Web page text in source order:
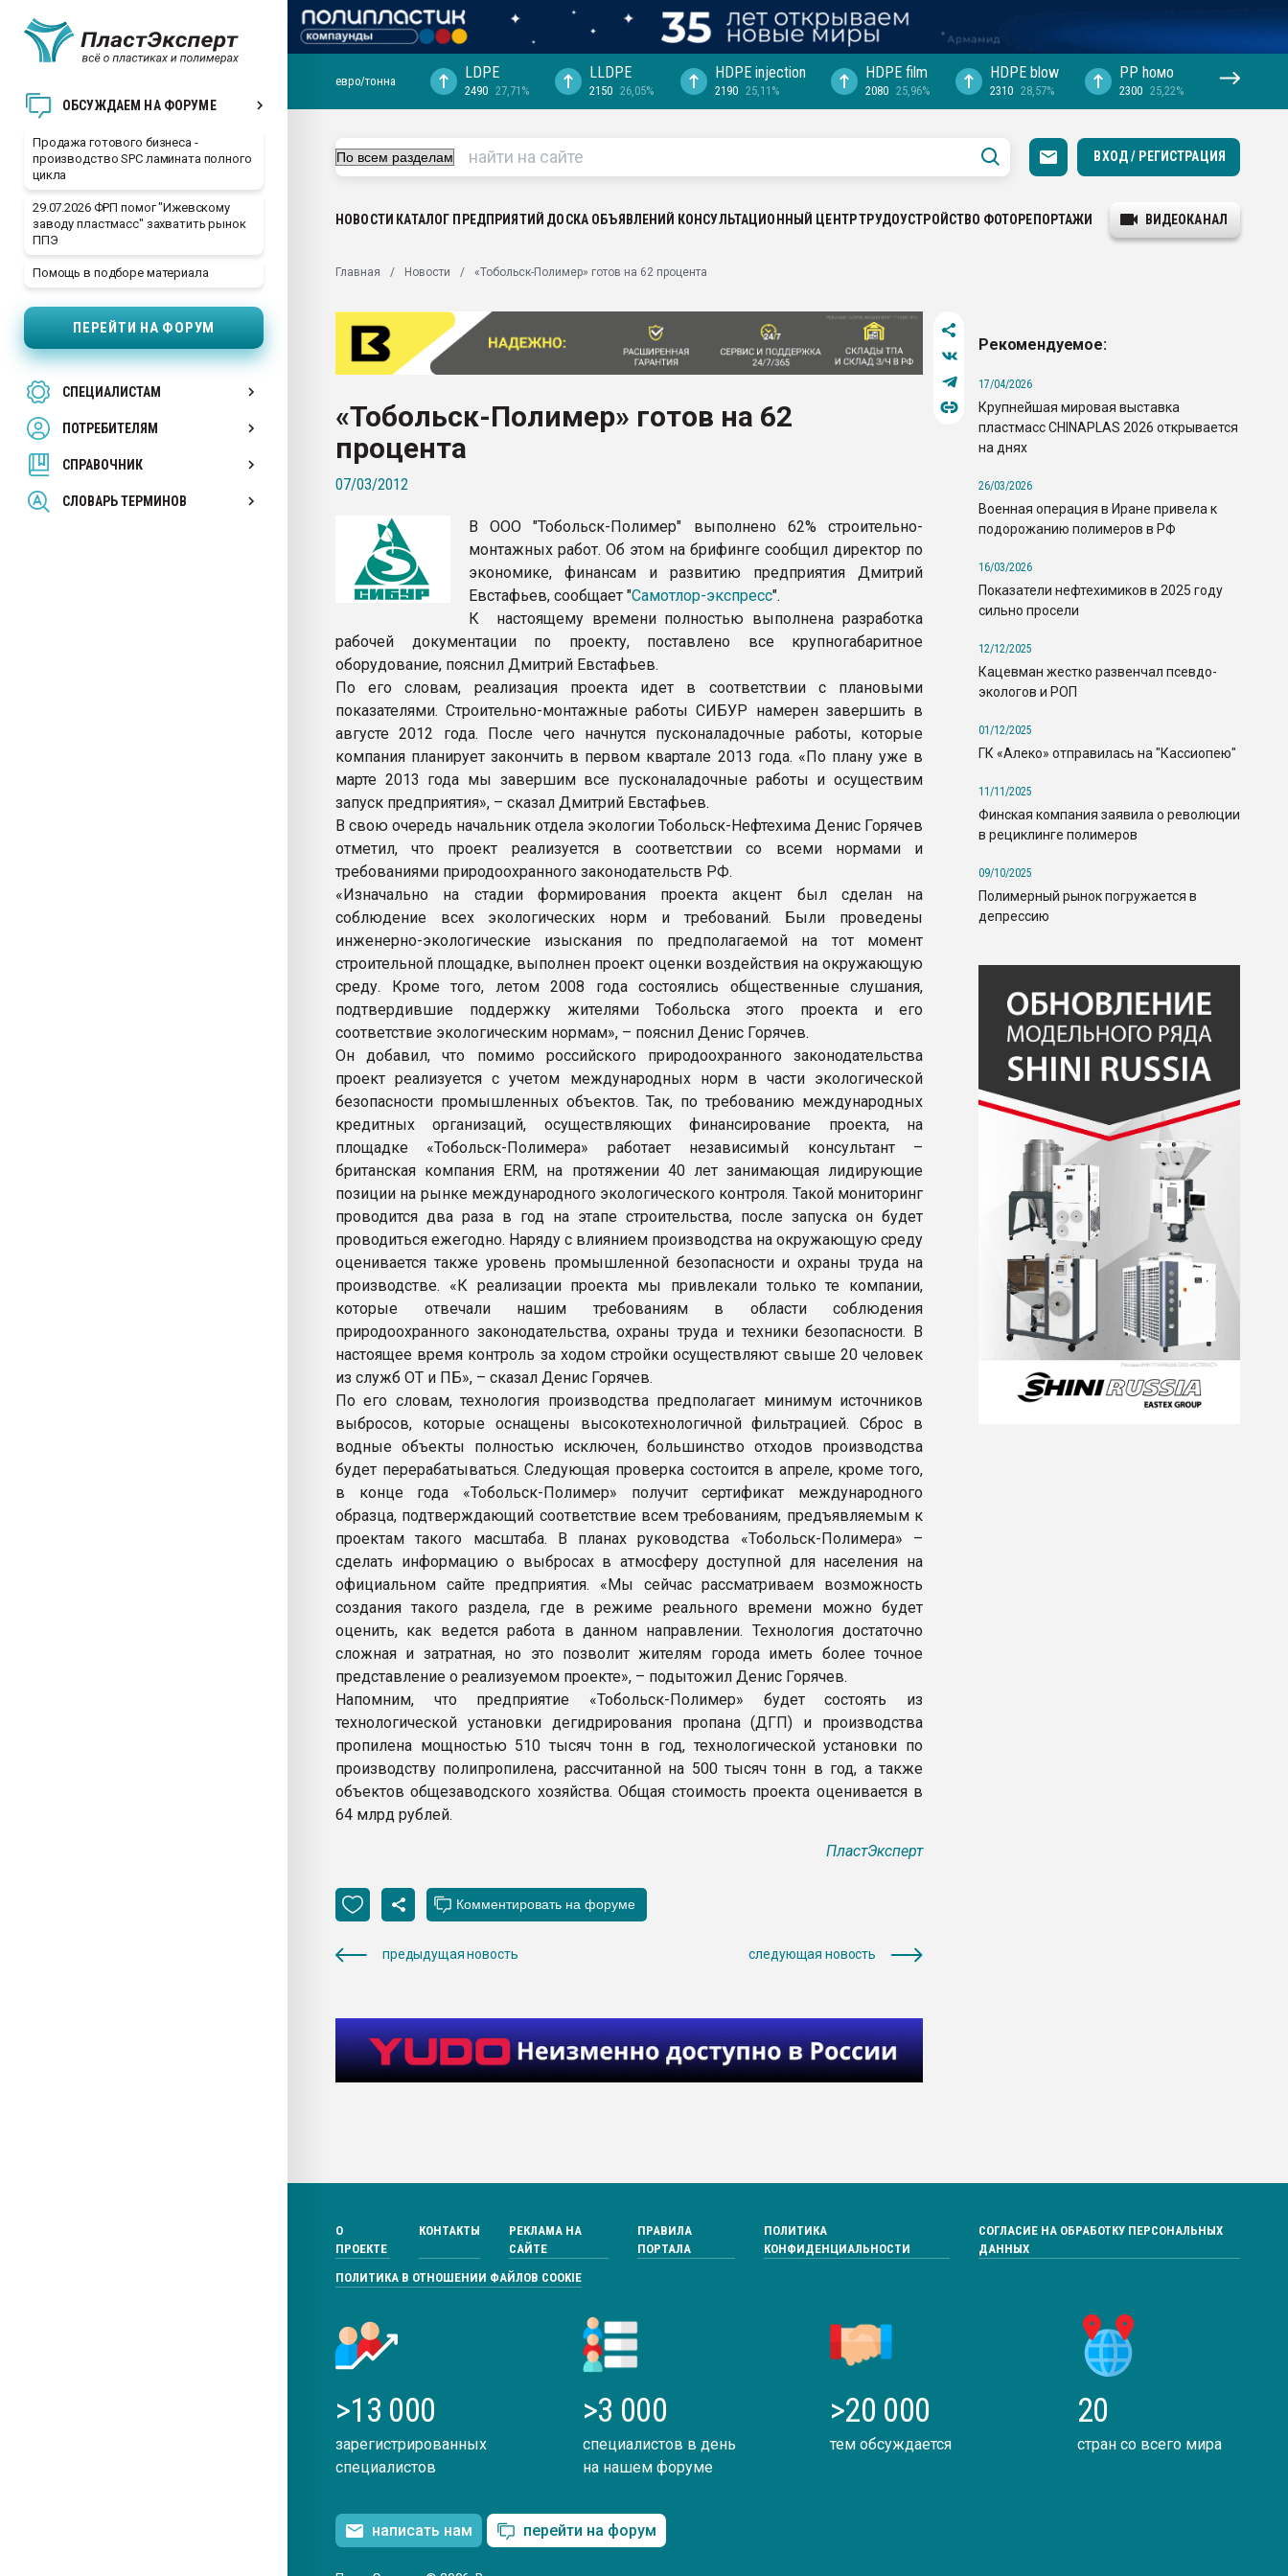
ОБСУЖДАЕМ НА ФОРУМЕ
Продажа готового бизнеса -
производство SPC ламината полного
цикла
29.07.2026 ФРП помог "Ижевскому
заводу пластмасс" захватить рынок
ППЭ
Помощь в подборе материала
ПЕРЕЙТИ НА ФОРУМ
СПЕЦИАЛИСТАМ
ПОТРЕБИТЕЛЯМ
СПРАВОЧНИК
СЛОВАРЬ ТЕРМИНОВ
28.07.2026 "Технониколь" довольна
Всё, что касается выдува ПЭТ
Материал поверхности пуансона для
Продам отходы Композиция
поликарбоната и АБС-пластика
Armaloy PC/ABS-1IM черный цвет
Профильная литература. Продажа,
покупка, обмен
евро/тонна LDPE
2490 27,71%
LLDPE
2150 26,05%
HDPE injection
2190 25,11%
HDPE film
2080 25,96%
HDPE blow
2310 28,57%
PP hомо
2300 25,22%
ВХОД / РЕГИСТРАЦИЯ
НОВОСТИ КАТАЛОГ ПРЕДПРИЯТИЙ ДОСКА ОБЪЯВЛЕНИЙ КОНСУЛЬТАЦИОННЫЙ ЦЕНТРТРУДОУСТРОЙСТВО ФОТОРЕПОРТАЖИ ВИДЕОКАНАЛ
Главная Новости «Тобольск-Полимер» готов на 62 процента
«Тобольск-Полимер» готов на 62
процента
07/03/2012
В ООО "Тобольск-Полимер" выполнено 62% строительно-
монтажных работ. Об этом на брифинге сообщил директор по
экономике, финансам и развитию предприятия Дмитрий
Евстафьев, сообщает "Самотлор-экспресс".
К настоящему времени полностью выполнена разработка
рабочей документации по проекту, поставлено все крупногабаритное
оборудование, пояснил Дмитрий Евстафьев.
По его словам, реализация проекта идет в соответствии с плановыми
показателями. Строительно-монтажные работы СИБУР намерен завершить в
августе 2012 года. После чего начнутся пусконаладочные работы, которые
компания планирует закончить в первом квартале 2013 года. «По плану уже в
марте 2013 года мы завершим все пусконаладочные работы и осуществим
запуск предприятия», – сказал Дмитрий Евстафьев.
В свою очередь начальник отдела экологии Тобольск-Нефтехима Денис Горячев
отметил, что проект реализуется в соответствии со всеми нормами и
требованиями природоохранного законодательств РФ.
«Изначально на стадии формирования проекта акцент был сделан на
соблюдение всех экологических норм и требований. Были проведены
инженерно-экологические изыскания по предполагаемой на тот момент
строительной площадке, выполнен проект оценки воздействия на окружающую
среду. Кроме того, летом 2008 года состоялись общественные слушания,
подтвердившие поддержку жителями Тобольска этого проекта и его
соответствие экологическим нормам», – пояснил Денис Горячев.
Он добавил, что помимо российского природоохранного законодательства
проект реализуется с учетом международных норм в части экологической
безопасности промышленных объектов. Так, по требованию международных
кредитных организаций, осуществляющих финансирование проекта, на
площадке «Тобольск-Полимера» работает независимый консультант –
британская компания ERM, на протяжении 40 лет занимающая лидирующие
позиции на рынке международного экологического контроля. Такой мониторинг
проводится два раза в год на этапе строительства, после запуска он будет
проводиться ежегодно. Наряду с влиянием производства на окружающую среду
оценивается также уровень промышленной безопасности и охраны труда на
производстве. «К реализации проекта мы привлекали только те компании,
которые отвечали нашим требованиям в области соблюдения
природоохранного законодательства, охраны труда и техники безопасности. В
настоящее время контроль за ходом стройки осуществляют свыше 20 человек
из служб ОТ и ПБ», – сказал Денис Горячев.
По его словам, технология производства предполагает минимум источников
выбросов, которые оснащены высокотехнологичной фильтрацией. Сброс в
водные объекты полностью исключен, большинство отходов производства
будет перерабатываться. Следующая проверка состоится в апреле, кроме того,
в конце года «Тобольск-Полимер» получит сертификат международного
образца, подтверждающий соответствие всем требованиям, предъявляемым к
проектам такого масштаба. В планах руководства «Тобольск-Полимера» –
сделать информацию о выбросах в атмосферу доступной для населения на
официальном сайте предприятия. «Мы сейчас рассматриваем возможность
создания такого раздела, где в режиме реального времени можно будет
оценить, как ведется работа в данном направлении. Технология достаточно
сложная и затратная, но это позволит жителям города иметь более точное
представление о реализуемом проекте», – подытожил Денис Горячев.
Напомним, что предприятие «Тобольск-Полимер» будет состоять из
технологической установки дегидрирования пропана (ДГП) и производства
пропилена мощностью 510 тысяч тонн в год, технологической установки по
производству полипропилена, рассчитанной на 500 тысяч тонн в год, а также
объектов общезаводского хозяйства. Общая стоимость проекта оценивается в
64 млрд рублей.
ПластЭксперт
предыдущая новость следующая новость
Рекомендуемое:
17/04/2026
Крупнейшая мировая выставка
пластмасс CHINAPLAS 2026 открывается
на днях
26/03/2026
Военная операция в Иране привела к
подорожанию полимеров в РФ
16/03/2026
Показатели нефтехимиков в 2025 году
сильно просели
12/12/2025
Кацевман жестко развенчал псевдо-
экологов и РОП
01/12/2025
ГК «Алеко» отправилась на "Кассиопею"
11/11/2025
Финская компания заявила о революции
в рециклинге полимеров
09/10/2025
Полимерный рынок погружается в
депрессию
О
ПРОЕКТЕ
КОНТАКТЫ
РЕКЛАМА НА
САЙТЕ
ПРАВИЛА
ПОРТАЛА
ПОЛИТИКА
КОНФИДЕНЦИАЛЬНОСТИ
СОГЛАСИЕ НА ОБРАБОТКУ ПЕРСОНАЛЬНЫХ
ДАННЫХ
ПОЛИТИКА В ОТНОШЕНИИ ФАЙЛОВ COOKIE
>13 000
зарегистрированных
специалистов
>3 000
специалистов в день
на нашем форуме
>20 000
тем обсуждается
20
стран со всего мира
написать нам перейти на форум